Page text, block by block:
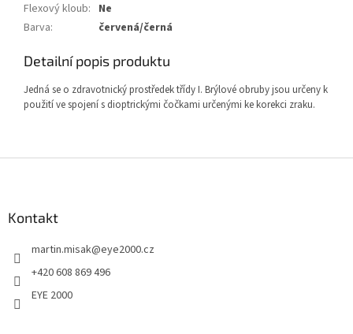
Flexový kloub: Ne
Barva: červená/černá
Detailní popis produktu
Jedná se o zdravotnický prostředek třídy I. Brýlové obruby jsou určeny k
použití ve spojení s dioptrickými čočkami určenými ke korekci zraku.
Kontakt
martin.misak@eye2000.cz
+420 608 869 496
EYE 2000